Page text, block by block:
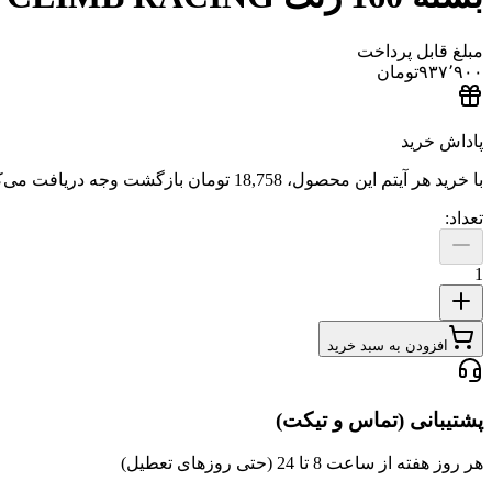
مبلغ قابل پرداخت
۹۳۷٬۹۰۰تومان
پاداش خرید
با خرید هر آیتم این محصول، 18,758 تومان بازگشت وجه دریافت
تعداد:
1
افزودن به سبد خرید
پشتیبانی (تماس و تیکت)
هر روز هفته از ساعت 8 تا 24 (حتی روزهای تعطیل)